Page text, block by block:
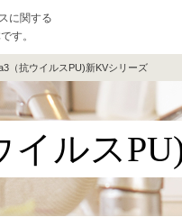
に関する
す。
（抗ウイルスPU)新KVシリーズ
イルス